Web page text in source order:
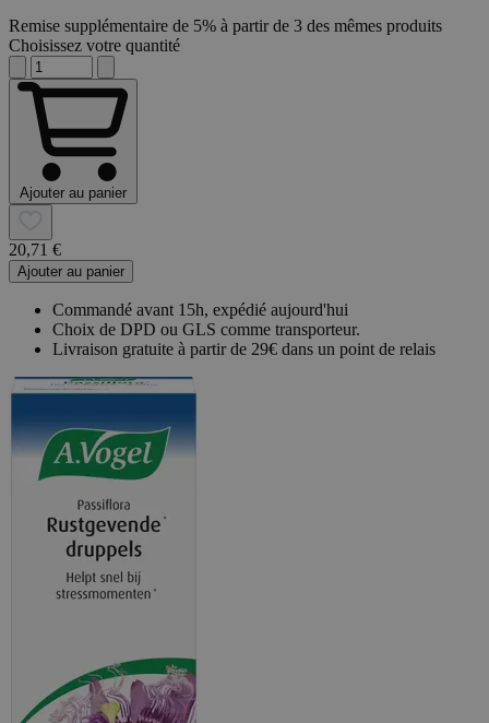
Remise supplémentaire de 5% à partir de 3 des mêmes produits
Choisissez votre quantité
Ajouter au panier
20,71 €
Ajouter au panier
Commandé avant 15h, expédié aujourd'hui
Choix de DPD ou GLS comme transporteur.
Livraison gratuite à partir de 29€ dans un point de relais